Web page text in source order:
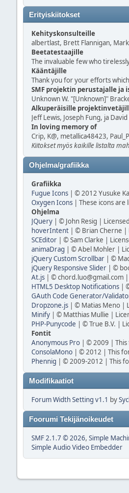
Erityiskiitokset
Kehityskonsulteille
albertlast, Brett Flannigan,
Beetatestaajille
The invaluable few who
Kääntäjille
Thank you for your efforts
SMF projektin perustajalle ja
Unknown W. "[Unknown]"
Alkuperäisille
Jeff Lewis, Joseph Fung, ja
In loving memory of
Crip, K@, metallica48423,
Kiitokset myös kaikille listalta
Ohjelma/grafiikka
Grafiikka
Fugue Icons| © 2012 Yusuke
Oxygen Icons| These icons are
Ohjelma
JQuery| © John Resig |
hoverIntent| © Brian Cherne |
SCEditor| © Sam Clarke |
animaDrag | © Abel Mohler |
jQuery Custom Scrollbar| ©
jQuery Responsive Slider| ©
At.js| © chord.luo@gmail.com |
HTML5 Desktop Notifications| ©
GAuth Code Generator/
Dropzone.js| © Matias Meno |
Minify| © Matthias Mullie |
PHP-Punycode | © True B.V. |
Fontit
Anonymous Pro| © 2009 | This
ConsolaMono| © 2012 | This
Phennig | © 2009-2012 | This
Modifikaatiot
Forum Width Setting v1.1 by
Foorumi Tekijänoikeudet
SMF 2.1.7 © 2026, Simple
Simple Audio Video Embedder